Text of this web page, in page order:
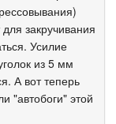
закручивания
Усилие
из 5 мм
А вот теперь
"автобоги" этой